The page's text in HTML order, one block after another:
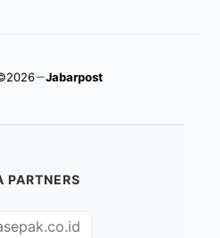
Jabarpost
PARTNERS